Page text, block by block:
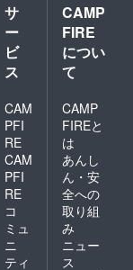
サ
ー
ビ
ス
CAM
PFI
RE
CAM
PFI
RE
コ
ミュ
ニ
ティ
CAMP
FIRE
につい
て
CAMP
FIREと
は
あんし
ん・安
全への
取り組
み
ニュー
ス